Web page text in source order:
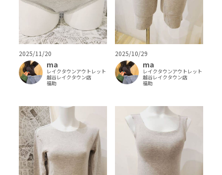
2025/11/20
ma
レイクタウンアウトレット
越谷レイクタウン店
福助
2025/10/29
ma
レイクタウンアウトレット
越谷レイクタウン店
福助